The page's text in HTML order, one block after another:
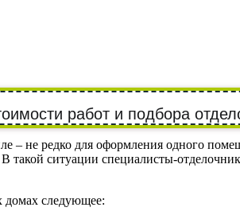
работ и подбора
– не редко для оформления одного
ситуации специалисты-
домах следующее: